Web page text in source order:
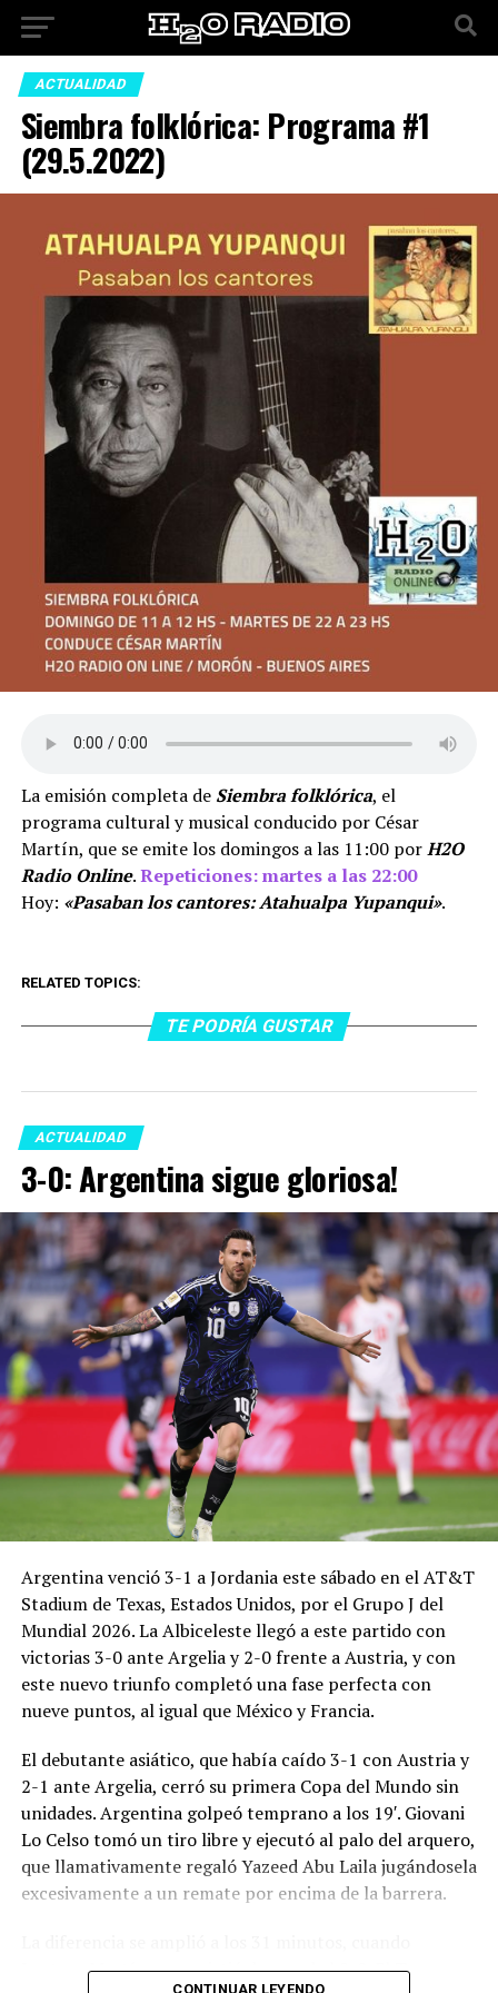
ACTUALIDAD
Siembra folklórica: Programa #1
(29.5.2022)
La emisión completa de Siembra folklórica, el
programa cultural y musical conducido por César
Martín, que se emite los domingos a las 11:00 porH2O
Radio Online.Repeticiones: martes a las 22:00
Hoy: «Pasaban los cantores: Atahualpa Yupanqui».
RELATED TOPICS:
TE PODRÍA GUSTAR
ACTUALIDAD
3-0: Argentina sigue gloriosa!
Argentina venció 3-1 a Jordania este sábado en el AT&T
Stadium de Texas, Estados Unidos, por el Grupo J del
Mundial 2026. La Albiceleste llegó a este partido con
victorias 3-0 ante Argelia y 2-0 frente a Austria, y con
este nuevo triunfo completó una fase perfecta con
nueve puntos, al igual que México y Francia.
El debutante asiático, que había caído 3-1 con Austria y
2-1 ante Argelia, cerró su primera Copa del Mundo sin
unidades. Argentina golpeó temprano a los 19′. Giovani
Lo Celso tomó un tiro libre y ejecutó al palo del arquero,
que llamativamente regaló Yazeed Abu Laila jugándosela
excesivamente a un remate por encima de la barrera.
Lautaro Martínez convirtió de penal el 2-0. El Toro
CONTINUAR LEYENDO